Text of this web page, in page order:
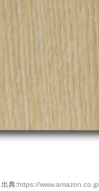
出典:https://www.amazon.co.jp